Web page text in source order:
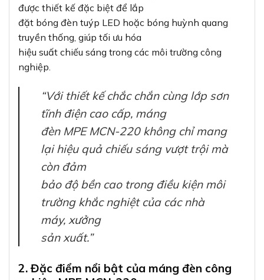
được thiết kế đặc biệt để lắp
đặt bóng đèn tuýp LED hoặc bóng huỳnh quang
truyền thống, giúp tối ưu hóa
hiệu suất chiếu sáng trong các môi trường công
nghiệp.
“Với thiết kế chắc chắn cùng lớp sơn
tĩnh điện cao cấp, máng
đèn MPE MCN-220 không chỉ mang
lại hiệu quả chiếu sáng vượt trội mà
còn đảm
bảo độ bền cao trong điều kiện môi
trường khắc nghiệt của các nhà
máy, xưởng
sản xuất.”
2. Đặc điểm nổi bật của máng đèn công